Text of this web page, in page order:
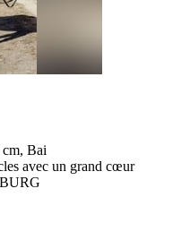
cm, Bai
avec un grand cœur